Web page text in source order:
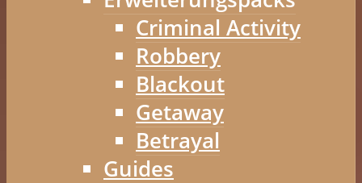
Criminal Activity
Robbery
Blackout
Getaway
Betrayal
Guides